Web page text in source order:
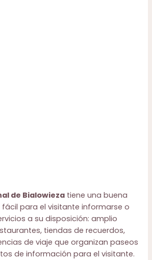
de Bialowieza tiene una buena
para el visitante informarse o
a su disposición: amplio
tiendas de recuerdos,
de viaje que organizan paseos
de información para el visitante.